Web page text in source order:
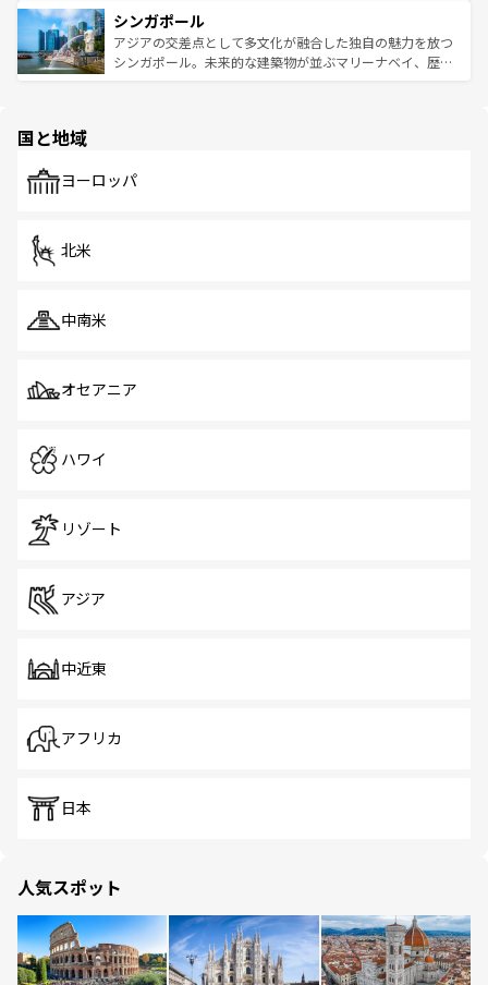
参照してほしい。
激する。気候は一年中温暖で、どの季節にも異なる楽しみ
が待っている。親しみやすいタイの人々、仏教を中心とし
た文化、そして多様な観光資源が、訪れる旅人を魅了し続
み、どこを訪れても感動するはず。観光スポットが密集し
ており、効率よく見どころを回れるのも魅力。息をのむよ
うな絶景から文化的な体験まで、香港を存分に楽しみ尽く
シンガポール
アジアの交差点として多文化が融合した独自の魅力を放つ
シンガポール。未来的な建築物が並ぶマリーナベイ、歴史
で、ホーカーズは地元の風情を楽しめる外せないスポット
国と地域
ヨーロッパ
北米
中南米
オセアニア
ハワイ
リゾート
アジア
中近東
アフリカ
日本
人気スポット